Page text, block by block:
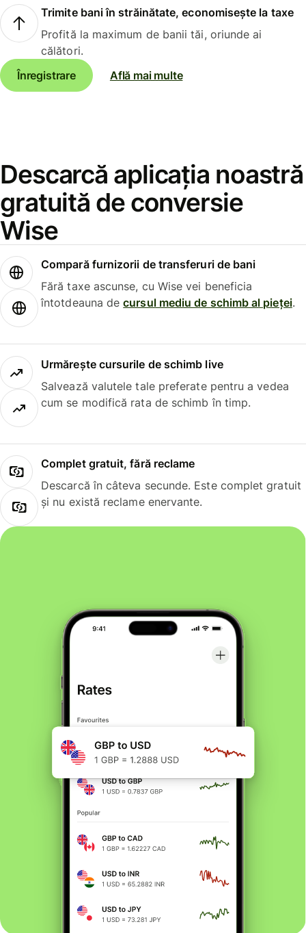
Trimite bani în străinătate, economisește la taxe
Profită la maximum de banii tăi, oriunde ai
călători.
Înregistrare
Află mai multe
Descarcă aplicația noastră
gratuită de conversie
Wise
Compară furnizorii de transferuri de bani
Fără taxe ascunse, cu Wise vei beneficia
întotdeauna decursul mediu de schimb al pieței.
Urmărește cursurile de schimb live
Salvează valutele tale preferate pentru a vedea
cum se modifică rata de schimb în timp.
Complet gratuit, fără reclame
Descarcă în câteva secunde. Este complet gratuit
și nu există reclame enervante.